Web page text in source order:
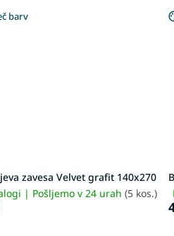
barv
zavesa Velvet grafit 140x270
| Pošljemo v 24 urah (5 kos.)